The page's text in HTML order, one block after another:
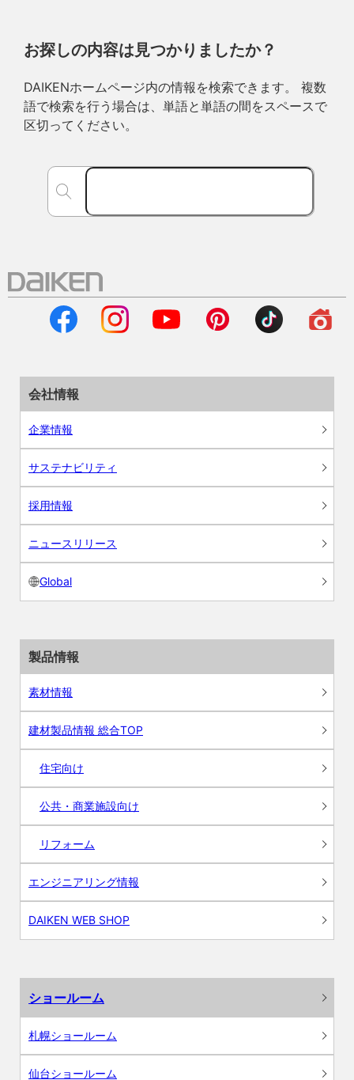
お探しの内容は見つかりましたか？
DAIKENホームページ内の情報を検索できます。 複数
語で検索を行う場合は、単語と単語の間をスペースで
区切ってください。
会社情報
企業情報
サステナビリティ
採用情報
ニュースリリース
Global
製品情報
素材情報
建材製品情報 総合TOP
住宅向け
公共・商業施設向け
リフォーム
エンジニアリング情報
DAIKEN WEB SHOP
ショールーム
札幌ショールーム
仙台ショールーム